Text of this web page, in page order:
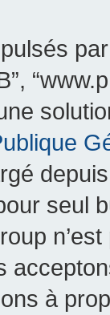
seul
à